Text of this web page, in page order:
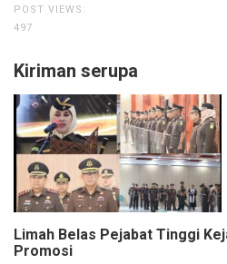
POST VIEWS:
497
Kiriman serupa
Limah Belas Pejabat Tinggi
Promosi